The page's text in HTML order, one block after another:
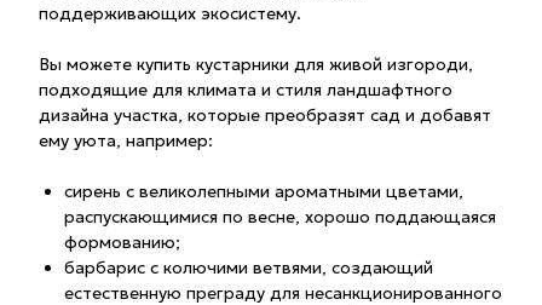
поддерживающих экосистему.
Вы можете купить кустарники для живой изгороди,
подходящие для климата и стиля ландшафтного
дизайна участка, которые преобразят сад и добавят
ему уюта, например:
сирень с великолепными ароматными цветами,
распускающимися по весне, хорошо поддающаяся
формованию;
барбарис с колючими ветвями, создающий
естественную преграду для несанкционированного